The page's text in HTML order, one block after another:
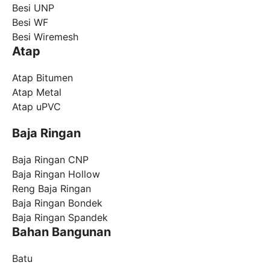
Besi UNP
Besi WF
Besi Wiremesh
Atap
Atap Bitumen
Atap Metal
Atap uPVC
Baja Ringan
Baja Ringan CNP
Baja Ringan Hollow
Reng Baja Ringan
Baja Ringan Bondek
Baja Ringan Spandek
Bahan Bangunan
Batu